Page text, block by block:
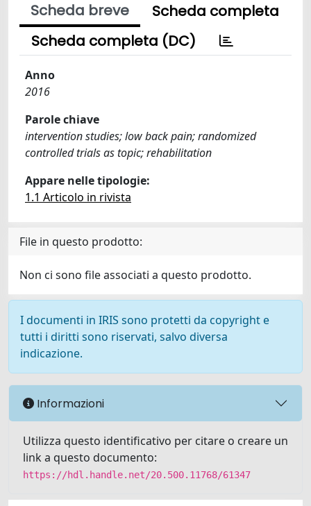
Scheda breve
Scheda completa
Scheda completa (DC)
Anno
2016
Parole chiave
intervention studies; low back pain; randomized
controlled trials as topic; rehabilitation
Appare nelle tipologie:
1.1 Articolo in rivista
File in questo prodotto:
Non ci sono file associati a questo prodotto.
I documenti in IRIS sono protetti da copyright e
tutti i diritti sono riservati, salvo diversa
indicazione.
Informazioni
Utilizza questo identificativo per citare o creare un
link a questo documento:
https://hdl.handle.net/20.500.11768/61347